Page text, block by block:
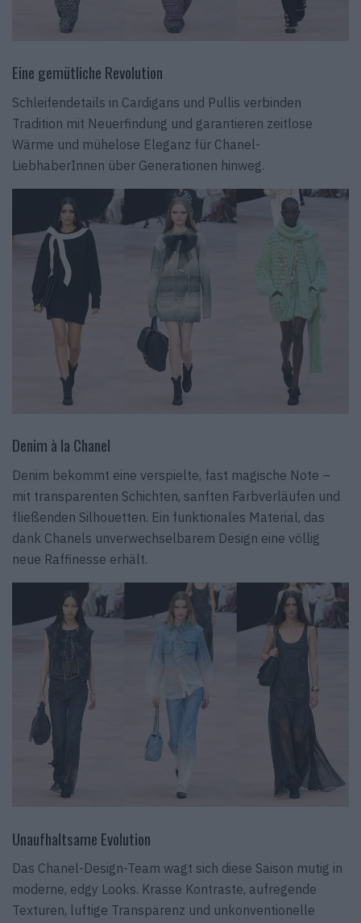
Eine gemütliche Revolution
Schleifendetails in Cardigans und Pullis verbinden
Tradition mit Neuerfindung und garantieren zeitlose
Wärme und mühelose Eleganz für Chanel-
LiebhaberInnen über Generationen hinweg.
Denim à la Chanel
Denim bekommt eine verspielte, fast magische Note –
mit transparenten Schichten, sanften Farbverläufen und
fließenden Silhouetten. Ein funktionales Material, das
dank Chanels unverwechselbarem Design eine völlig
neue Raffinesse erhält.
Unaufhaltsame Evolution
Das Chanel-Design-Team wagt sich diese Saison mutig in
moderne, edgy Looks. Krasse Kontraste, aufregende
Texturen, luftige Transparenz und unkonventionelle